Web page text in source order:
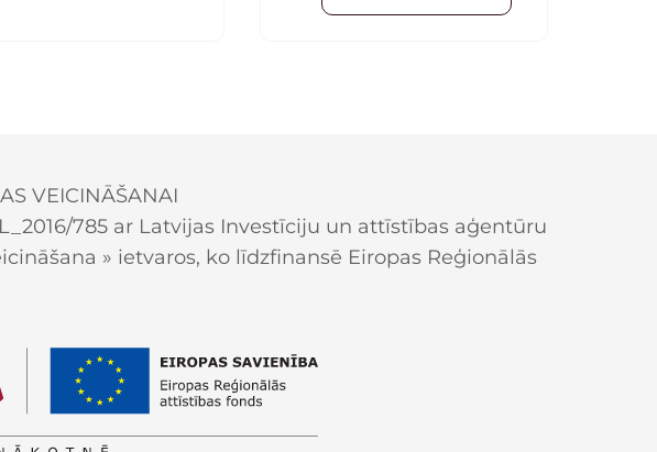
VEICINĀŠANAI
785 ar Latvijas Investīciju un attīstības aģentūru
» ietvaros, ko līdzfinansē Eiropas Reģionālās